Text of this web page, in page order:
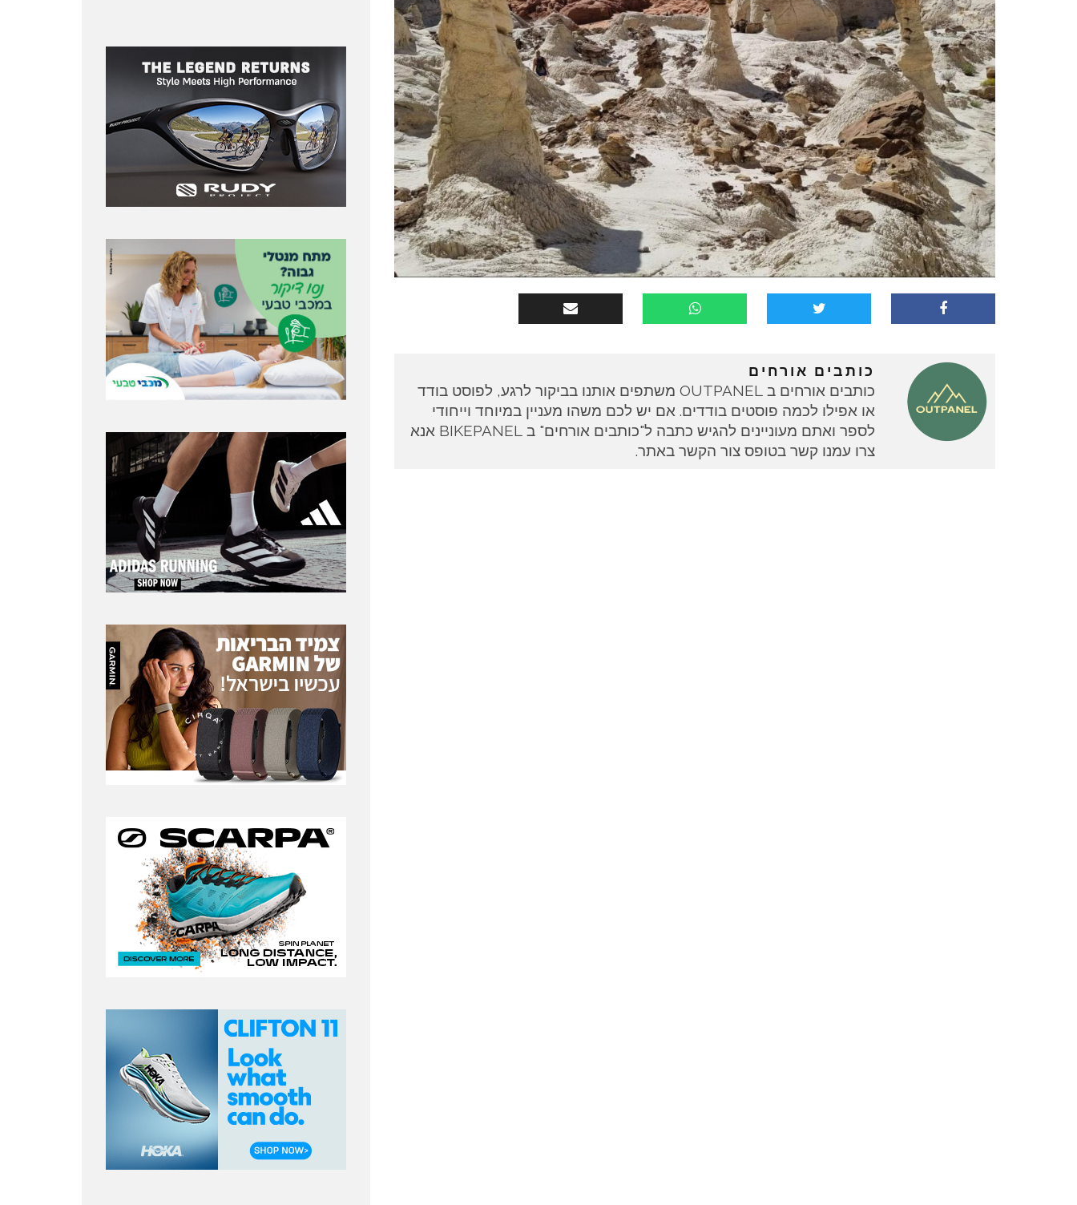
כותבים אורחים
כותבים אורחים ב OUTPANEL משתפים אותנו בביקור לרגע, לפוסט בודד
או אפילו לכמה פוסטים בודדים. אם יש לכם משהו מעניין במיוחד וייחודי
לספר ואתם מעוניינים להגיש כתבה ל"כותבים אורחים" ב BIKEPANEL אנא
צרו עמנו קשר בטופס צור הקשר באתר.